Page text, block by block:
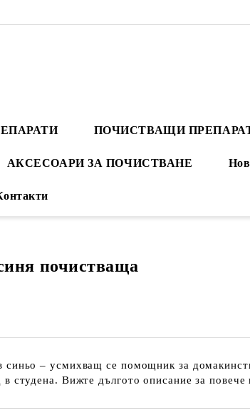
ПОЧИСТВАЩИ
АКСЕСОАРИ ЗА ПОЧИСТВАНЕ
почистваща
синьо – усмихващ се помощник за
в студена. Вижте дългото описание за